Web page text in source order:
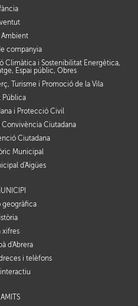
Ambient
companyia
Climàtica i Sostenibilitat Energètica,
Espai públic, Obres
Turisme i Promoció de la Vila
Pública
i Protecció Civil
Ciutadana
Ciutadana
Municipal
d'Aigües
geogràfica
xifres
d'Abrera
i telèfons